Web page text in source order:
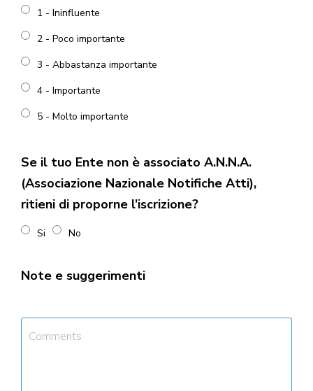
1 - Ininfluente
2 - Poco importante
3 - Abbastanza importante
4 - Importante
5 - Molto importante
Se il tuo Ente non è associato A.N.N.A.
(Associazione Nazionale Notifiche Atti),
ritieni di proporne l’iscrizione?
Si No
Note e suggerimenti